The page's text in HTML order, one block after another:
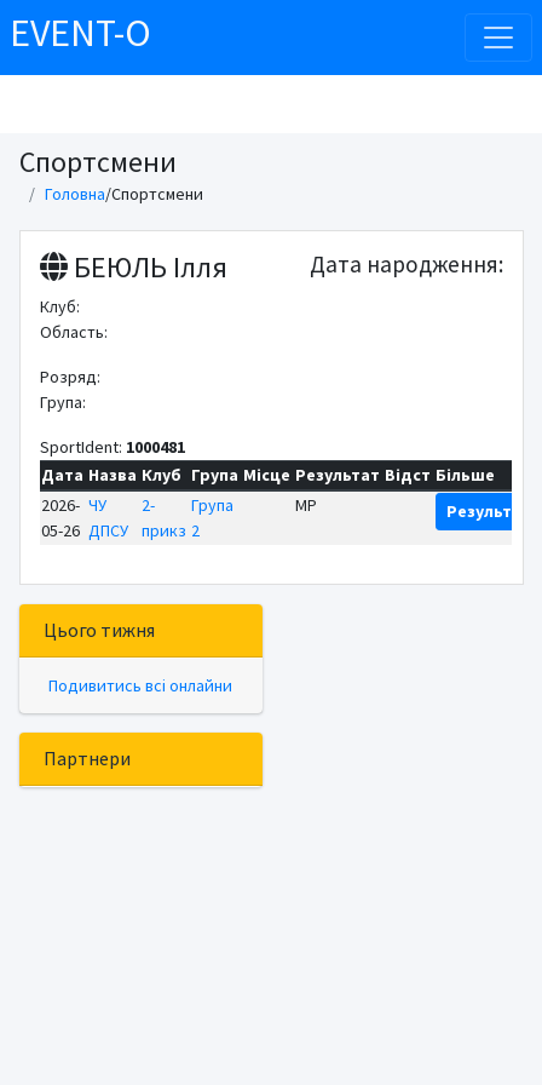
EVENT-O
Спортсмени
Головна/Спортсмени
БЕЮЛЬ Ілля Дата народження:
Клуб:
Область:
Розряд:
Група:
SportIdent: 1000481
Дата Назва Клуб Група Місце Результат Відст Більше
2026-
05-26
ЧУ
ДПСУ
2-
прикз
Група
2
MP Результати
Цього тижня
Подивитись всі онлайни
Партнери